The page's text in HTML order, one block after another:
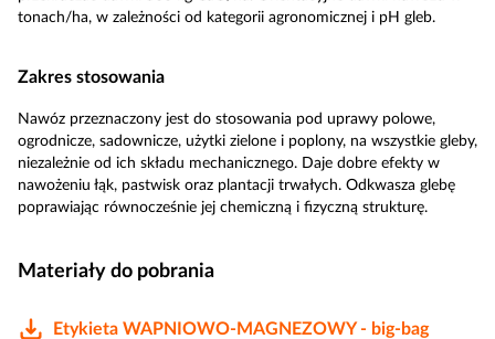
tonach/ha, w zależności od kategorii agronomicznej i pH gleb.
Zakres stosowania
Nawóz przeznaczony jest do stosowania pod uprawy polowe,
ogrodnicze, sadownicze, użytki zielone i poplony, na wszystkie gleby,
niezależnie od ich składu mechanicznego. Daje dobre efekty w
nawożeniu łąk, pastwisk oraz plantacji trwałych. Odkwasza glebę
poprawiając równocześnie jej chemiczną i fizyczną strukturę.
Materiały do pobrania
Etykieta WAPNIOWO-MAGNEZOWY - big-bag